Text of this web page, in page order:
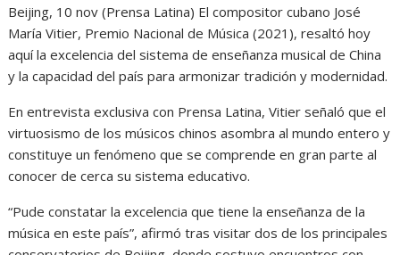
Beijing, 10 nov (Prensa Latina) El compositor cubano José
María Vitier, Premio Nacional de Música (2021), resaltó hoy
aquí la excelencia del sistema de enseñanza musical de China
y la capacidad del país para armonizar tradición y modernidad.
En entrevista exclusiva con Prensa Latina, Vitier señaló que el
virtuosismo de los músicos chinos asombra al mundo entero y
constituye un fenómeno que se comprende en gran parte al
conocer de cerca su sistema educativo.
“Pude constatar la excelencia que tiene la enseñanza de la
música en este país”, afirmó tras visitar dos de los principales